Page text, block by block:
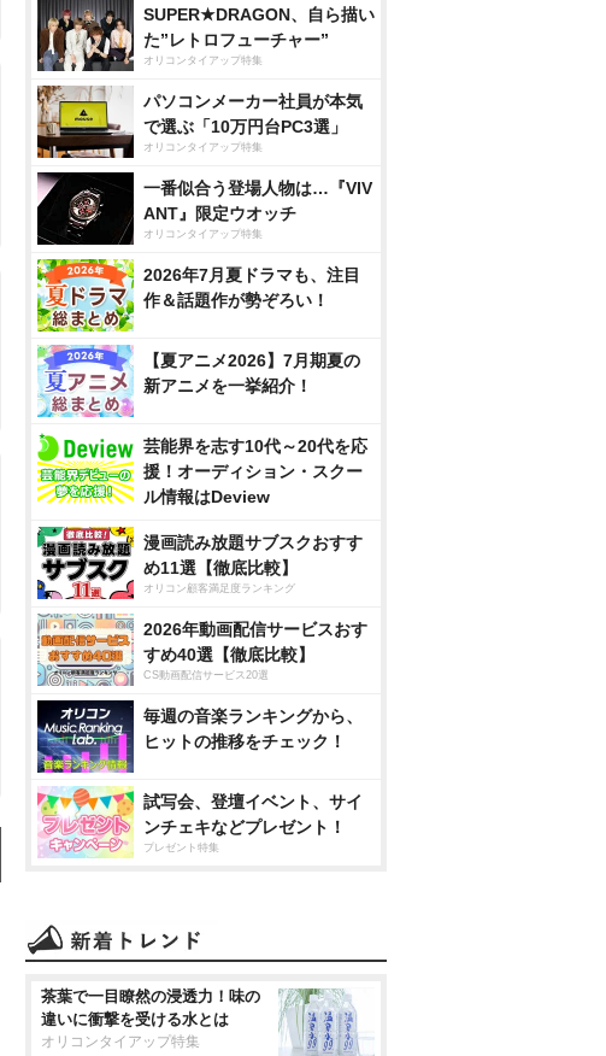
SUPER★DRAGON、自ら描い
た”レトロフューチャー”
オリコンタイアップ特集
パソコンメーカー社員が本気
で選ぶ「10万円台PC3選」
オリコンタイアップ特集
一番似合う登場人物は…『VIV
ANT』限定ウオッチ
オリコンタイアップ特集
2026年7月夏ドラマも、注目
作＆話題作が勢ぞろい！
【夏アニメ2026】7月期夏の
新アニメを一挙紹介！
芸能界を志す10代～20代を応
援！オーディション・スクー
ル情報はDeview
漫画読み放題サブスクおすす
め11選【徹底比較】
オリコン顧客満足度ランキング
2026年動画配信サービスおす
すめ40選【徹底比較】
CS動画配信サービス20選
毎週の音楽ランキングから、
ヒットの推移をチェック！
試写会、登壇イベント、サイ
ンチェキなどプレゼント！
プレゼント特集
茶葉で一目瞭然の浸透力！味の
違いに衝撃を受ける水とは
オリコンタイアップ特集